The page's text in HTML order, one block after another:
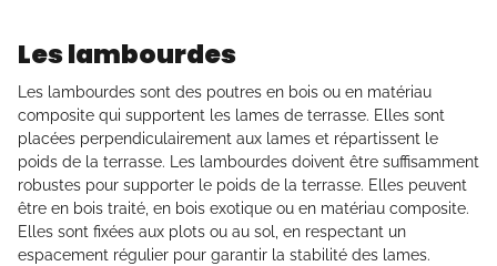
Les lambourdes
Les lambourdes sont des poutres en bois ou en matériau
composite qui supportent les lames de terrasse. Elles sont
placées perpendiculairement aux lames et répartissent le
poids de la terrasse. Les lambourdes doivent être suffisamment
robustes pour supporter le poids de la terrasse. Elles peuvent
être en bois traité, en bois exotique ou en matériau composite.
Elles sont fixées aux plots ou au sol, en respectant un
espacement régulier pour garantir la stabilité des lames.